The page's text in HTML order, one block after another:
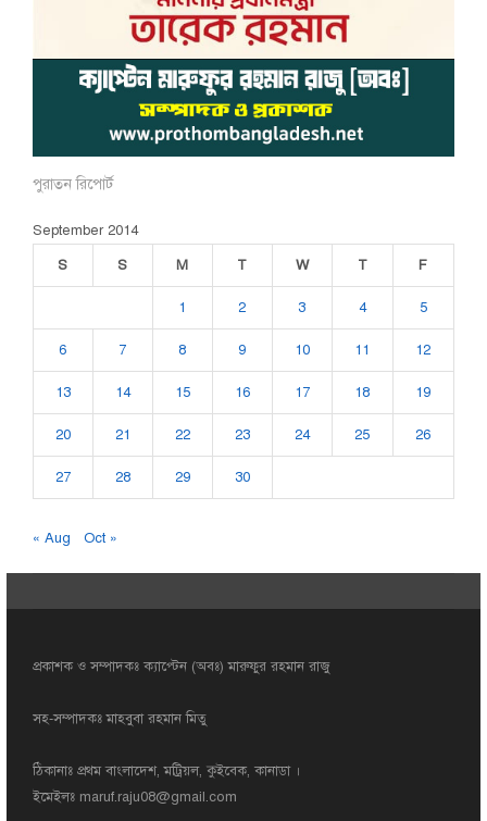
পুরাতন রিপোর্ট
September 2014
S
S M T W T F
1 2 3 4 5
6 7 8 9 10 11 12
13 14 15 16 17 18 19
20 21 22 23 24 25 26
27 28 29 30
« Aug Oct »
প্রকাশক ও সম্পাদকঃ ক্যাপ্টেন (অবঃ) মারুফুর রহমান রাজু
সহ-সম্পাদকঃ মাহবুবা রহমান মিতু
ঠিকানাঃ প্রথম বাংলাদেশ, মট্রিয়ল, কুইবেক, কানাডা ।
ইমেইলঃ maruf.raju08@gmail.com